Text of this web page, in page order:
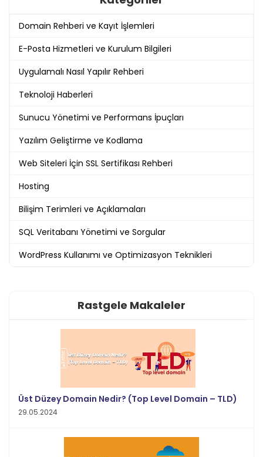
Domain Rehberi ve Kayıt İşlemleri
E-Posta Hizmetleri ve Kurulum Bilgileri
Uygulamalı Nasıl Yapılır Rehberi
Teknoloji Haberleri
Sunucu Yönetimi ve Performans İpuçları
Yazılım Geliştirme ve Kodlama
Web Siteleri İçin SSL Sertifikası Rehberi
Hosting
Bilişim Terimleri ve Açıklamaları
SQL Veritabanı Yönetimi ve Sorgular
WordPress Kullanımı ve Optimizasyon Teknikleri
Rastgele Makaleler
Üst Düzey Domain Nedir? (Top Level Domain – TLD)
29.05.2024